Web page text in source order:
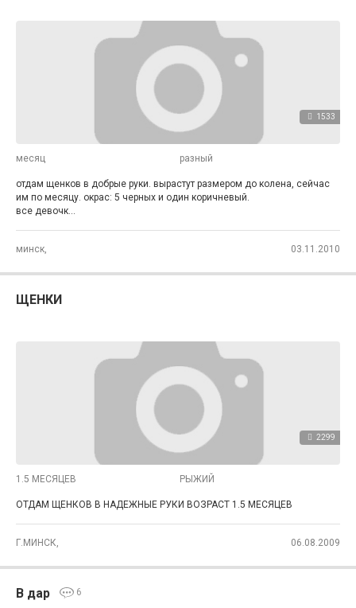
1533
месяц разный
отдам щенков в добрые руки. вырастут размером до колена, сейчас
им по месяцу. окрас: 5 черных и один коричневый.
все девочк...
минск, 03.11.2010
ЩЕНКИ
2299
1.5 МЕСЯЦЕВ РЫЖИЙ
ОТДАМ ЩЕНКОВ В НАДЕЖНЫЕ РУКИ ВОЗРАСТ 1.5 МЕСЯЦЕВ
Г.МИНСК, 06.08.2009
В дар 6